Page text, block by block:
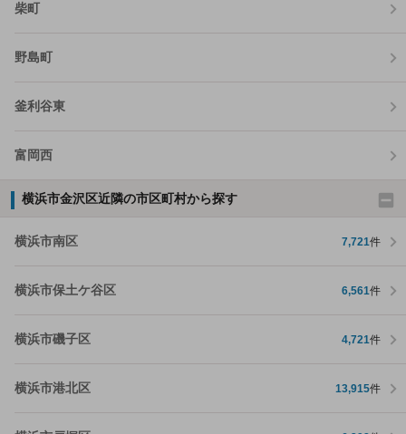
柴町
野島町
釜利谷東
富岡西
横浜市金沢区近隣の市区町村から探す
横浜市南区 7,721件
横浜市保土ケ谷区 6,561件
横浜市磯子区 4,721件
横浜市港北区 13,915件